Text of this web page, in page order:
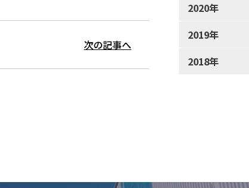
次の記事へ
2020年
2019年
2018年